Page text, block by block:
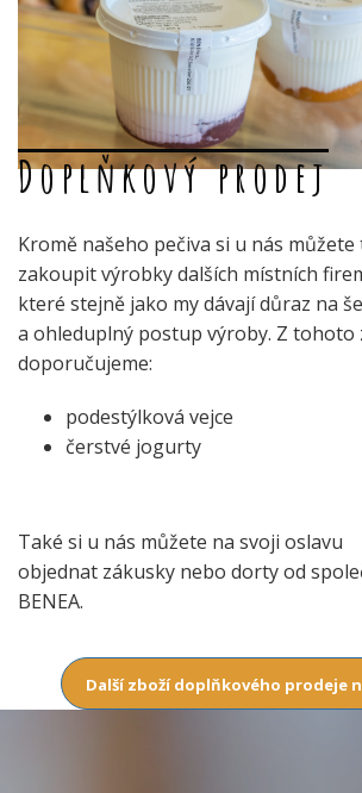
Doplňkový prodej
Kromě našeho pečiva si u nás můžete
zakoupit výrobky dalších místních
které stejně jako my dávají důraz na
a ohleduplný postup výroby. Z tohoto
doporučujeme:
podestýlková vejce
čerstvé jogurty
Také si u nás můžete na svoji oslavu
objednat zákusky nebo dorty od
BENEA.
Další zboží doplňkového prodeje